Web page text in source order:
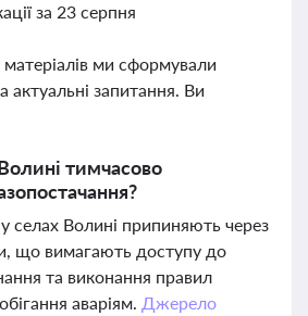
за 23 серпня
матеріалів ми сформували
актуальні запитання. Ви
тимчасово
селах Волині припиняють через
що вимагають доступу до
та виконання правил
аваріям. Джерело